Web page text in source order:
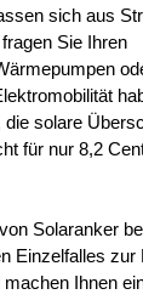
sich aus
Sie Ihren
die solare
für nur 8,2
Solaranker
Einzelfalles zur
Ihnen